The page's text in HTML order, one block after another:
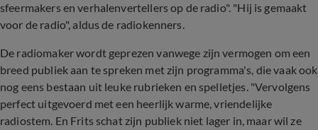
sfeermakers en verhalenvertellers op de radio". "Hij is gemaakt
voor de radio", aldus de radiokenners.
De radiomaker wordt geprezen vanwege zijn vermogen om een
breed publiek aan te spreken met zijn programma's, die vaak ook
nog eens bestaan uit leuke rubrieken en spelletjes. "Vervolgens
perfect uitgevoerd met een heerlijk warme, vriendelijke
radiostem. En Frits schat zijn publiek niet lager in, maar wil ze